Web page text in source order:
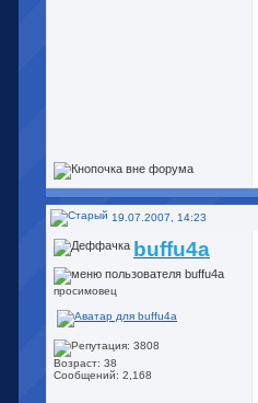
19.07.2007, 14:23
buffu4a
просимовец
Возраст: 38
Сообщений: 2,168